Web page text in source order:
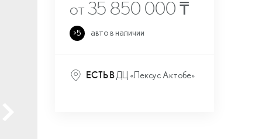
от 35 850 000₸
>5 авто в наличии
ЕСТЬ ВДЦ «Лексус Актобе»